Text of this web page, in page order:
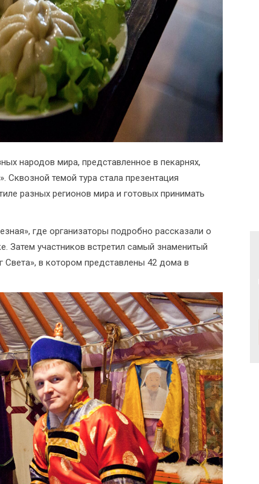
народов мира, представленное в пекарнях,
Сквозной темой тура стала презентация
разных регионов мира и готовых принимать
где организаторы подробно рассказали о
Затем участников встретил самый знаменитый
Света», в котором представлены 42 дома в